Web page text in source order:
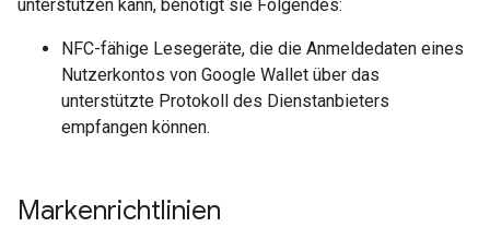
unterstützen kann, benötigt sie Folgendes:
NFC-fähige Lesegeräte, die die Anmeldedaten eines
Nutzerkontos von Google Wallet über das
unterstützte Protokoll des Dienstanbieters
empfangen können.
Markenrichtlinien